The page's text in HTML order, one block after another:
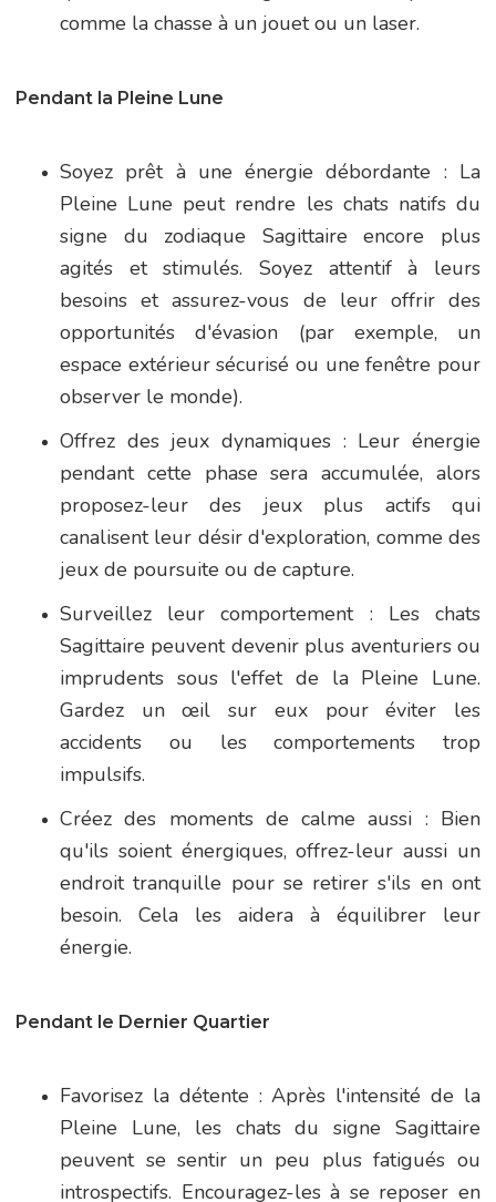
comme la chasse à un jouet ou un laser.
Pendant la Pleine Lune
Soyez prêt à une énergie débordante : La
Pleine Lune peut rendre les chats natifs du
signe du zodiaque Sagittaire encore plus
agités et stimulés. Soyez attentif à leurs
besoins et assurez-vous de leur offrir des
opportunités d'évasion (par exemple, un
espace extérieur sécurisé ou une fenêtre pour
observer le monde).
Offrez des jeux dynamiques : Leur énergie
pendant cette phase sera accumulée, alors
proposez-leur des jeux plus actifs qui
canalisent leur désir d'exploration, comme des
jeux de poursuite ou de capture.
Surveillez leur comportement : Les chats
Sagittaire peuvent devenir plus aventuriers ou
imprudents sous l'effet de la Pleine Lune.
Gardez un œil sur eux pour éviter les
accidents ou les comportements trop
impulsifs.
Créez des moments de calme aussi : Bien
qu'ils soient énergiques, offrez-leur aussi un
endroit tranquille pour se retirer s'ils en ont
besoin. Cela les aidera à équilibrer leur
énergie.
Pendant le Dernier Quartier
Favorisez la détente : Après l'intensité de la
Pleine Lune, les chats du signe Sagittaire
peuvent se sentir un peu plus fatigués ou
introspectifs. Encouragez-les à se reposer en